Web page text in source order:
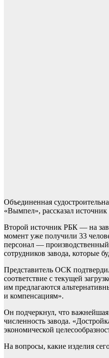
Объединенная
«Вымпел», рассказал
Второй источник РБК — на
момент уже получили 33
персонал —
сотрудников завода, которые
Представитель ОСК
соответствие с текущей
им предлагаются
и компенсациям».
Он подчеркнул, что
численность завода.
экономической
На вопросы, какие изделия